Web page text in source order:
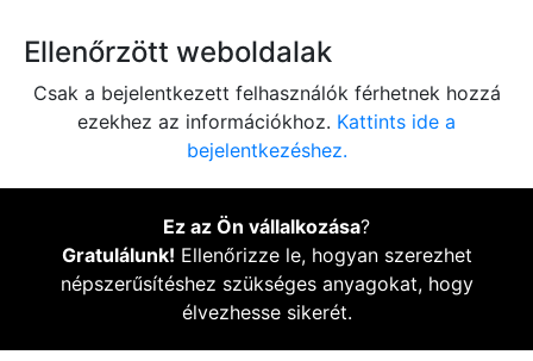
Ellenőrzött weboldalak
Csak a bejelentkezett felhasználók férhetnek hozzá
ezekhez az információkhoz. Kattints ide a
bejelentkezéshez.
Ez az Ön vállalkozása?
Gratulálunk! Ellenőrizze le, hogyan szerezhet
népszerűsítéshez szükséges anyagokat, hogy
élvezhesse sikerét.